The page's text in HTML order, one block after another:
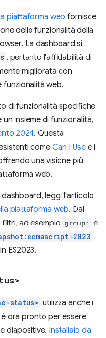
piattaforma web fornisce
delle funzionalità della
La dashboard si
, pertanto l'affidabilità di
migliorata con
funzionalità web.
di funzionalità specifiche
insieme di funzionalità,
2024. Questa
come Can I Use e i
una visione più
web.
leggi l'articolo
piattaforma web. Dal
ad esempio group: e
2023
ES2023.
status> utilizza anche i
ora pronto per essere
diapositive. Installalo da